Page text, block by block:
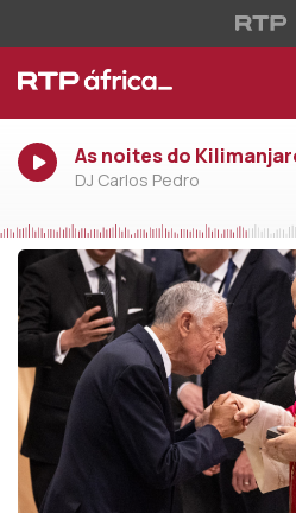
As noites do
DJ Carlos Pedro